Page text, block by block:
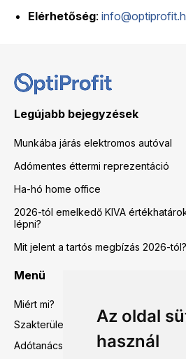
Az oldal
használ
Elérhetőség:
Legújabb bejegyzések
Munkába járás elektromos autóval
Adómentes éttermi reprezentáció
Ha-hó home office
2026-tól emelkedő KIVA
lépni?
Mit jelent a tartós megbízás 2026-tól?
Menü
Miért mi?
Szakterületeink
Adótanácsadás